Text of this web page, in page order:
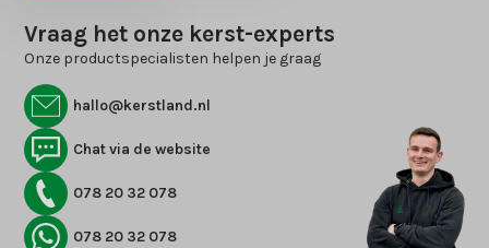
Vraag het onze kerst-experts
Onze productspecialisten helpen je graag
hallo@kerstland.nl
Chat via de website
078 20 32 078
078 20 32 078